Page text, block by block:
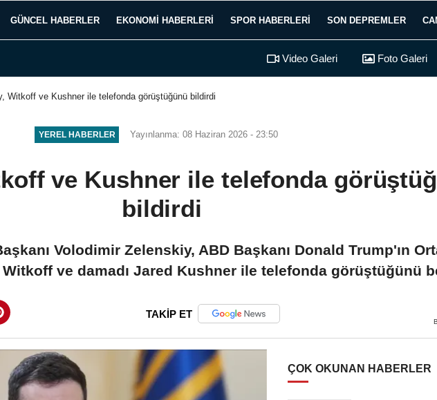
GÜNCEL HABERLER EKONOMI HABERLERI SPOR HABERLERI SON DEPREMLER
Video Galeri Foto Galeri
Witkoff ve Kushner ile telefonda görüştüğünü bildirdi
YEREL HABERLER Yayınlanma: 08 Haziran 2026 - 23:50
ve Kushner ile telefonda
bildirdi
Volodimir Zelenskiy, ABD Başkanı Donald Trump'ın
ve damadı Jared Kushner ile telefonda görüştüğünü
TAKİP ET
ÇOK OKUNAN HABERLER